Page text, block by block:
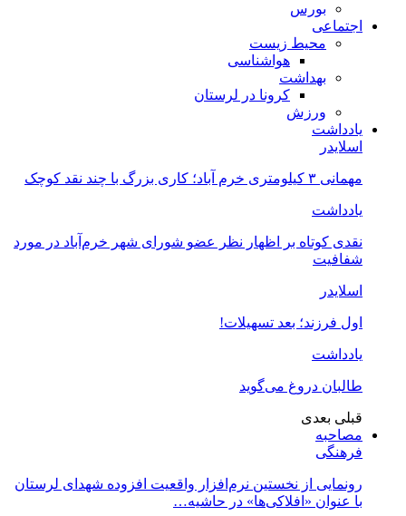
بورس
اجتماعی
محیط زیست
هواشناسی
بهداشت
کرونا در لرستان
ورزش
یادداشت
اسلایدر
مهمانی ۳ کیلومتری خرم آباد؛ کاری بزرگ با چند نقد کوچک
یادداشت
نقدی کوتاه بر اظهار نظر عضو شورای شهر خرم‌آباد در مورد
شفافیت
اسلایدر
اول فرزند؛ بعد تسهیلات!
یادداشت
طالبان دروغ می‌گوید
قبلی بعدی
مصاحبه
فرهنگی
رونمایی از نخستین نرم‌افزار واقعیت افزوده شهدای لرستان
با عنوان «افلاکی‌ها» در حاشیه…